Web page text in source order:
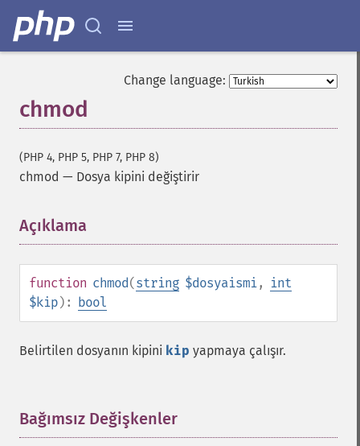
Change language:
chmod
(PHP 4, PHP 5, PHP 7, PHP 8)
chmod — Dosya kipini değiştirir
Açıklama
function chmod(string $dosyaismi,
int
$kip): bool
Belirtilen dosyanın kipini kip yapmaya çalışır.
Bağımsız Değişkenler